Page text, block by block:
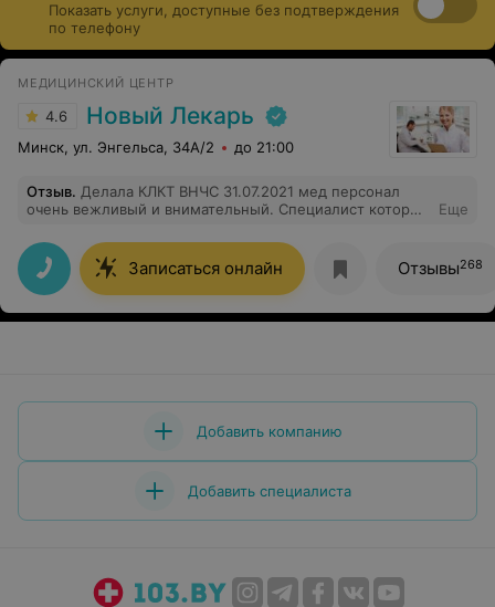
Показать услуги, доступные без подтверждения
по телефону
МЕДИЦИНСКИЙ ЦЕНТР
4.6 Новый Лекарь
Минск, ул. Энгельса, 34А/2 до 21:00
Отзыв. Делала КЛКТ ВНЧС 31.07.2021 мед персонал
очень вежливый и внимательный. Специалист который
старалась провести процедуру максимально
комфортно для пациента. Приятные цены, на снимок с
открытым и закрытым ртом одет скидка- всего 65,85
рублей, когда в других мед.центрах больше 100
рублей. Спасибо! Буду рекомендовать ваш центр
Еще
Записаться онлайн Отзывы268
Добавить компанию
Добавить специалиста